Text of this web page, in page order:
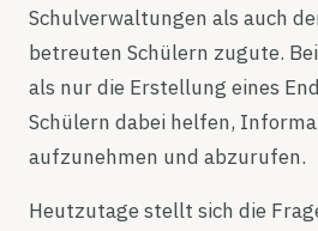
Schulverwaltungen als auch
betreuten Schülern zugute.
als nur die Erstellung eines
Schülern dabei helfen,
aufzunehmen und abzurufen.
Heutzutage stellt sich die